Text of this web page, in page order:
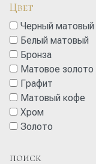
Цвет
Черный матовый
Белый матовый
Бронза
Матовое золото
Графит
Матовый кофе
Хром
Золото
ПОИСК